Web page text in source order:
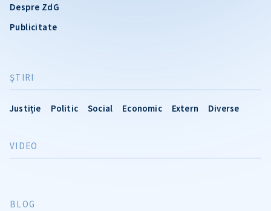
Despre ZdG
Publicitate
ŞTIRI
Justiție Politic Social Economic Extern Diverse
VIDEO
BLOG